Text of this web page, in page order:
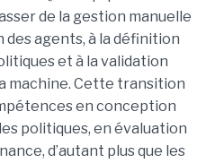
de la gestion manuelle
des agents, à la définition
et à la validation
machine. Cette transition
en conception
politiques, en évaluation
d’autant plus que les